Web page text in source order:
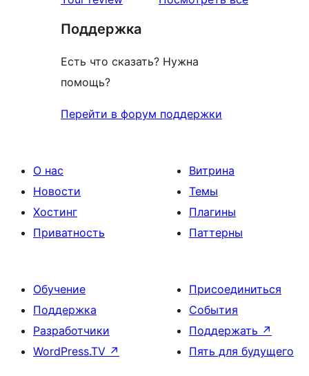
Поддержка
Есть что сказать? Нужна
помощь?
Перейти в форум поддержки
О нас
Новости
Хостинг
Приватность
Витрина
Темы
Плагины
Паттерны
Обучение
Поддержка
Разработчики
WordPress.TV ↗
Присоединиться
События
Поддержать ↗
Пять для будущего